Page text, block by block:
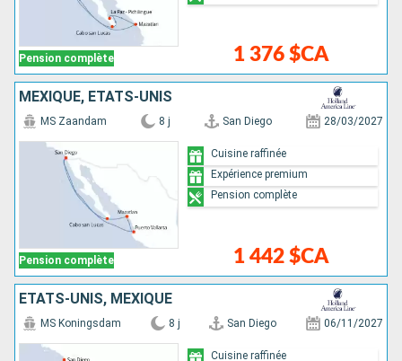
Pension complète 1 376 $CA
MEXIQUE, ÉTATS-UNIS
Pension complète
MS Zaandam 8 j San Diego 28/03/2027
1 442 $CA
Cuisine raffinée
Expérience premium
Pension complète
ÉTATS-UNIS, MEXIQUE
MS Koningsdam 8 j San Diego 06/11/2027
Cuisine raffinée